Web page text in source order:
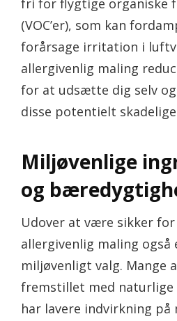
fri for flygtige organiske
(VOC’er), som kan
forårsage irritation i
allergivenlig maling
for at udsætte dig selv
disse potentielt
Miljøvenlige
og
Udover at være sikker
allergivenlig maling også
miljøvenligt valg. Mange
fremstillet med naturlige
har lavere indvirkning